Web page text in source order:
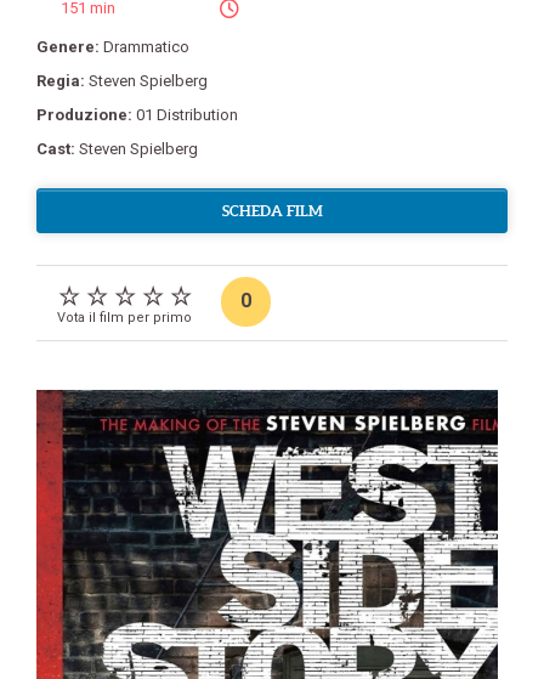
151 min
Genere: Drammatico
Regia: Steven Spielberg
Produzione: 01 Distribution
Cast: Steven Spielberg
SCHEDA FILM
Vota il film per primo
0